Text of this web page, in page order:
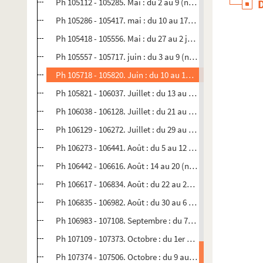
Ph 105286 - 105417. mai : du 10 au 17 (n°1190)
Ph 105418 - 105556. Mai : du 27 au 2 juin (n°1191)
Ph 105557 - 105717. juin : du 3 au 9 (n°1192)
Ph 105718 - 105820. Juin : du 10 au 14 (n°1193)
Ph 105821 - 106037. Juillet : du 13 au 20 (n°1194)
Ph 106038 - 106128. Juillet : du 21 au 28 (n°1195)
Ph 106129 - 106272. Juillet : du 29 au 4 août (n°1196)
Ph 106273 - 106441. Août : du 5 au 12 (n°1197)
Ph 106442 - 106616. Août : 14 au 20 (n°1198)
Ph 106617 - 106834. Août : du 22 au 29 (n°1199)
Ph 106835 - 106982. Août : du 30 au 6 septembre (n°1200)
Ph 106983 - 107108. Septembre : du 7 au 14 (n°1201)
Ph 107109 - 107373. Octobre : du 1er au 8 (n°1202)
Ph 107374 - 107506. Octobre : du 9 au 15 (n°1203)